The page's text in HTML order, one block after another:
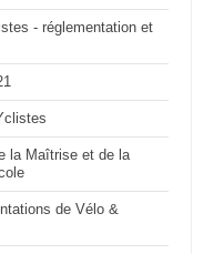
- réglementation et
la Maîtrise et de la
de Vélo &